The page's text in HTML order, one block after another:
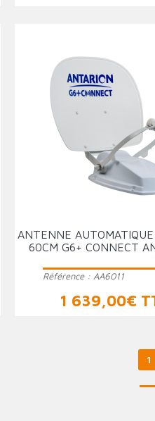
ANTENNE AUTOMATIQUE
60CM G6+ CONNECT
Référence : AA6011
Prix
1 639,00€
1